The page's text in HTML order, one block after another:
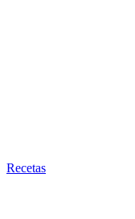
Recetas